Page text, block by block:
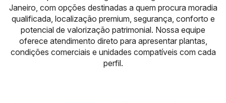
Janeiro, com opções destinadas a quem procura moradia
qualificada, localização premium, segurança, conforto e
potencial de valorização patrimonial. Nossa equipe
oferece atendimento direto para apresentar plantas,
condições comerciais e unidades compatíveis com cada
perfil.